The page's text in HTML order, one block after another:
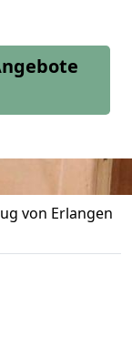
von Erlangen